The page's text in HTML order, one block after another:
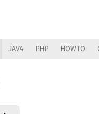
JAVA PHP HOWTO